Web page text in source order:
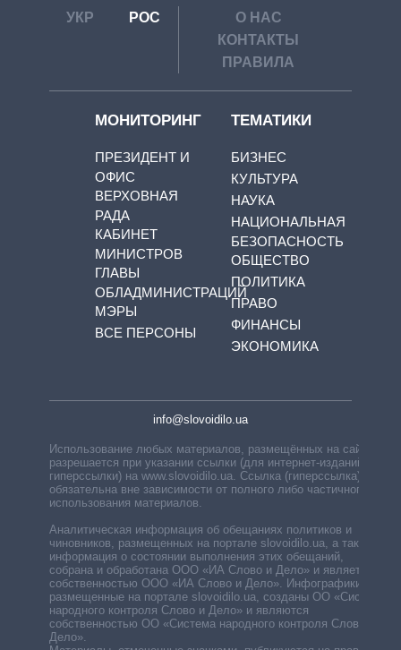
УКР РОС
О НАС
КОНТАКТЫ
ПРАВИЛА
МОНИТОРИНГ
ПРЕЗИДЕНТ И
ОФИС
ВЕРХОВНАЯ
РАДА
КАБИНЕТ
МИНИСТРОВ
ГЛАВЫ
ОБЛАДМИНИСТРАЦИЙ
МЭРЫ
ВСЕ ПЕРСОНЫ
ТЕМАТИКИ
БИЗНЕС
КУЛЬТУРА
НАУКА
НАЦИОНАЛЬНАЯ
БЕЗОПАСНОСТЬ
ОБЩЕСТВО
ПОЛИТИКА
ПРАВО
ФИНАНСЫ
ЭКОНОМИКА
info@slovoidilo.ua
Использование любых материалов, размещённых на сайте,
разрешается при указании ссылки (для интернет-изданий —
гиперссылки) на www.slovoidilo.ua. Ссылка (гиперссылка)
обязательна вне зависимости от полного либо частичного
использования материалов.
Аналитическая информация об обещаниях политиков и
чиновников, размещенных на портале slovoidilo.ua, а также
информация о состоянии выполнения этих обещаний,
собрана и обработана ООО «ИА Слово и Дело» и является
собственностью ООО «ИА Слово и Дело». Инфографики,
размещенные на портале slovoidilo.ua, созданы ОО «Система
народного контроля Слово и Дело» и являются
собственностью ОО «Система народного контроля Слово и
Дело».